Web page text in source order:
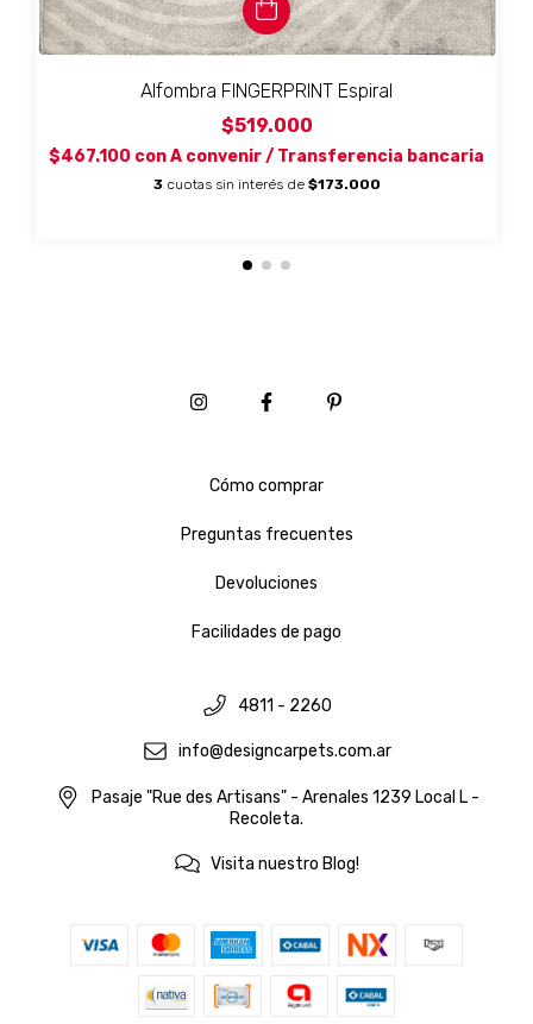
Alfombra FINGERPRINT Espiral
$519.000
$467.100 conA convenir / Transferencia bancaria
3 cuotas sin interés de $173.000
Cómo comprar
Preguntas frecuentes
Devoluciones
Facilidades de pago
4811 - 2260
info@designcarpets.com.ar
Pasaje "Rue des Artisans" - Arenales 1239 Local L -
Recoleta.
Visita nuestro Blog!